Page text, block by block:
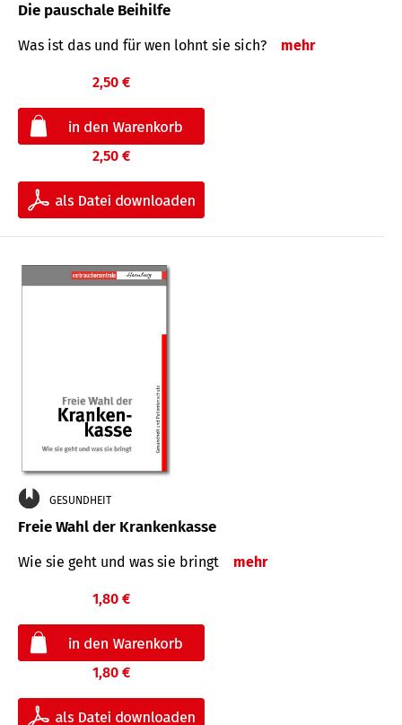
Die pauschale Beihilfe
Was ist das und für wen lohnt sie sich? mehr
2,50 €
2,50 €
GESUNDHEIT
Freie Wahl der Krankenkasse
Wie sie geht und was sie bringt mehr
1,80 €
1,80 €